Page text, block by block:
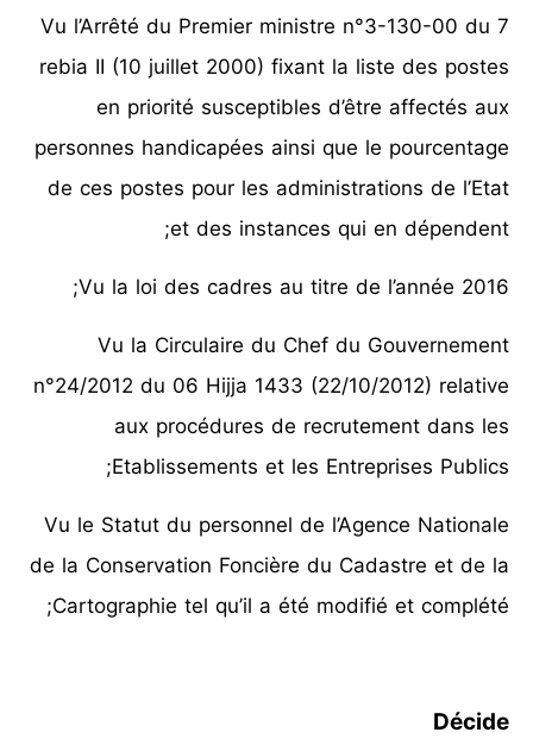
Vu l’Arrêté du Premier ministre n°3-130-00 du 7
rebia II (10 juillet 2000) fixant la liste des postes
en priorité susceptibles d’être affectés aux
personnes handicapées ainsi que le pourcentage
de ces postes pour les administrations de l’Etat
et des instances qui en dépendent;
Vu la loi des cadres au titre de l’année 2016;
Vu la Circulaire du Chef du Gouvernement
n°24/2012 du 06 Hijja 1433 (22/10/2012) relative
aux procédures de recrutement dans les
Etablissements et les Entreprises Publics;
Vu le Statut du personnel de l’Agence Nationale
de la Conservation Foncière du Cadastre et de la
Cartographie tel qu’il a été modifié et complété;
Décide